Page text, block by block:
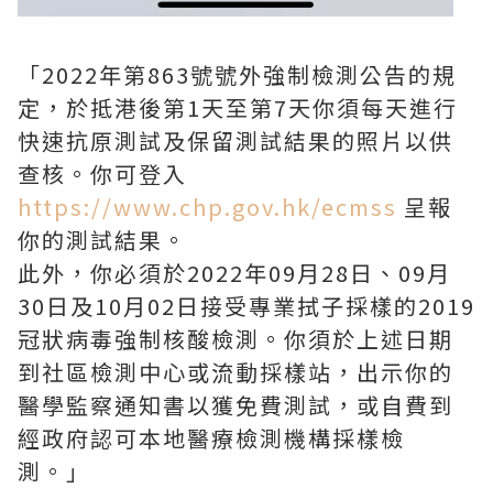
「2022年第863號號外強制檢測公告的規
定，於抵港後第1天至第7天你須每天進行
快速抗原測試及保留測試結果的照片以供
查核。你可登入
https://www.chp.gov.hk/ecmss 呈報
你的測試結果。
此外，你必須於2022年09月28日、09月
30日及10月02日接受專業拭子採樣的2019
冠狀病毒強制核酸檢測。你須於上述日期
到社區檢測中心或流動採樣站，出示你的
醫學監察通知書以獲免費測試，或自費到
經政府認可本地醫療檢測機構採樣檢
測。」